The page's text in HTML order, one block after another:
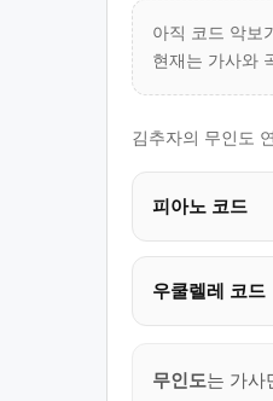
아직 코드 악보
현재는 가사와
김추자의 무인도
피아노 코드
우쿨렐레 코드
무인도는 가사